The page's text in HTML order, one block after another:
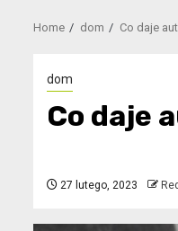
Home dom Co daje
dom
Co daje
27 lutego, 2023